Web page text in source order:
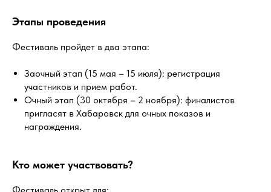
Этапы проведения
Фестиваль пройдет в два этапа:
Заочный этап (15 мая – 15 июля): регистрация
участников и прием работ.
Очный этап (30 октября – 2 ноября): финалистов
пригласят в Хабаровск для очных показов и
награждения.
Кто может участвовать?